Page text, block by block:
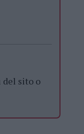
del sito o